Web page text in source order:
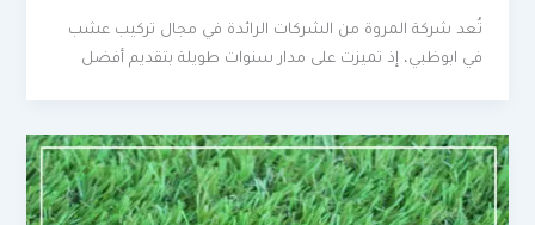
تُعد شركة المروة من الشركات الرائدة في مجال تركيب عشب
في ابوظبي، إذ تميزت على مدار سنوات طويلة بتقديم أفضل